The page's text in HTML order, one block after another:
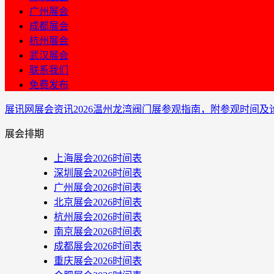
广州展会
成都展会
杭州展会
武汉展会
联系我们
免费发布
展讯网 展会资讯2026温州龙湾阀门展参观指南，附参观时间及
展会排期
上海展会2026时间表
深圳展会2026时间表
广州展会2026时间表
北京展会2026时间表
杭州展会2026时间表
南京展会2026时间表
成都展会2026时间表
重庆展会2026时间表